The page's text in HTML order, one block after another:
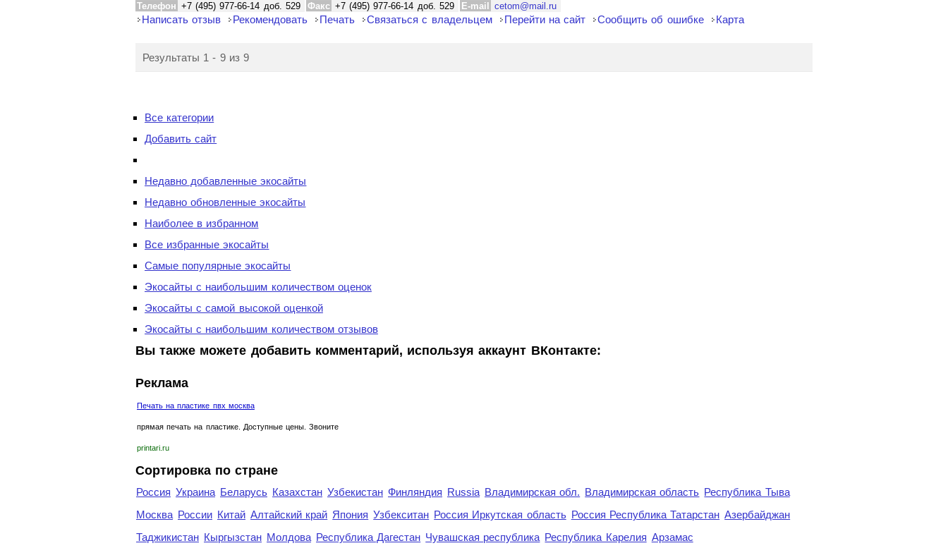
Телефон +7 (495) 977-66-14 доб. 529 Факс +7 (495) 977-66-14 доб. 529 E-mail cetom@mail.ru
Написать отзыв Рекомендовать Печать Связаться с владельцем Перейти на сайт Сообщить об ошибке Карта
Результаты 1 - 9 из 9
Все категории
Добавить сайт
Недавно добавленные экосайты
Недавно обновленные экосайты
Наиболее в избранном
Все избранные экосайты
Самые популярные экосайты
Экосайты с наибольшим количеством оценок
Экосайты с самой высокой оценкой
Экосайты с наибольшим количеством отзывов
Вы также можете добавить комментарий, используя аккаунт ВКонтакте:
Реклама
Печать на пластике пвх москва
прямая печать на пластике. Доступные цены. Звоните
printari.ru
Сортировка по стране
Россия Украина Беларусь Казахстан Узбекистан Финляндия Russia Владимирская обл. Владимирская область Республика Тыва
Москва России Китай Алтайский край Япония Узбекситан Россия Иркутская область Россия Республика Татарстан Азербайджан
Таджикистан Кыргызстан Молдова Республика Дагестан Чувашская республика Республика Карелия Арзамас